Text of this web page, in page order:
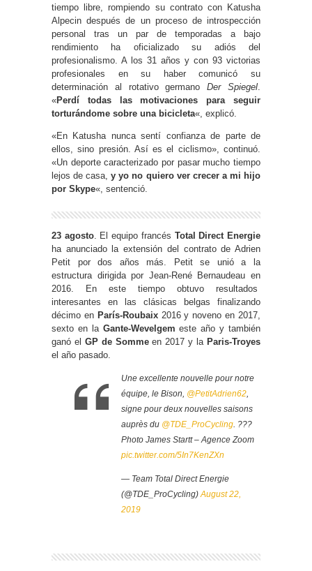
tiempo libre, rompiendo su contrato con Katusha
Alpecin después de un proceso de introspección
personal tras un par de temporadas a bajo
rendimiento ha oficializado su adiós del
profesionalismo. A los 31 años y con 93 victorias
profesionales en su haber comunicó su
determinación al rotativo germanoDer Spiegel
«Perdí todas las motivaciones para seguir
torturándome sobre una bicicleta«, explicó.
«En Katusha nunca sentí confianza de parte de
ellos, sino presión. Así es el ciclismo», continuó.
«Un deporte caracterizado por pasar mucho tiempo
lejos de casa,y yo no quiero ver crecer a mi hijo
por Skype«, sentenció.
23 agosto. El equipo francés Total Direct Energie
ha anunciado la extensión del contrato de Adrien
Petit por dos años más. Petit se unió a la
estructura dirigida por Jean-René Bernaudeau en
2016. En este tiempo obtuvo resultados
interesantes en las clásicas belgas finalizando
décimo en París-Roubaix2016 y noveno en 2017,
sexto en la Gante-Wevelgem este año y también
ganó el GP de Sommeen 2017 y la Paris-Troyes
el año pasado.
Une excellente nouvelle pour notre
équipe, le Bison, @PetitAdrien62,
signe pour deux nouvelles saisons
auprès du @TDE_ProCycling. ???
Photo James Startt – Agence Zoom
pic.twitter.com/5In7KenZXn
— Team Total Direct Energie
(@TDE_ProCycling)August 22,
2019